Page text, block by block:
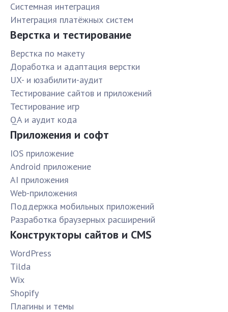
Системная интеграция
Интеграция платёжных систем
Верстка и тестирование
Верстка по макету
Доработка и адаптация верстки
UX- и юзабилити-аудит
Тестирование сайтов и приложений
Тестирование игр
QA и аудит кода
Приложения и софт
IOS приложение
Android приложение
AI приложения
Web-приложения
Поддержка мобильных приложений
Разработка браузерных расширений
Конструкторы сайтов и CMS
WordPress
Tilda
Wix
Shopify
Плагины и темы